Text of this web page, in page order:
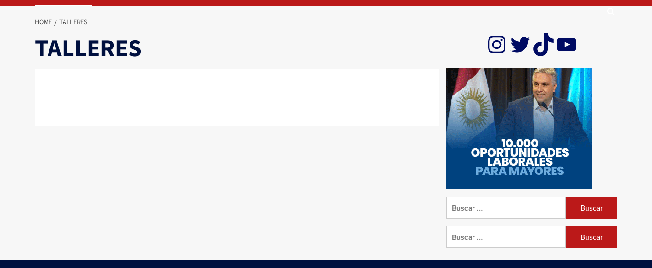
HOME TALLERES
TALLERES Instagram
Twitter
TikTok
YouTube